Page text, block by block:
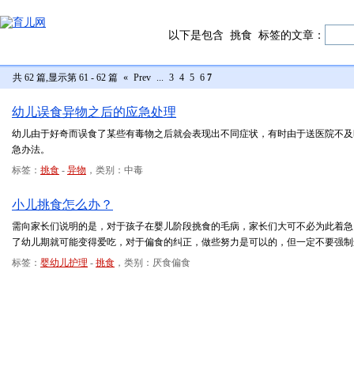
以下是包含 挑食 标签的文章：
共 62 篇,显示第 61 - 62 篇 « Prev ... 3 4 5 6 7
幼儿误食异物之后的应急处理
幼儿由于好奇而误食了某些有毒物之后就会表现出不同症状，有时由于送医院不
急办法。
标签： 挑食 - 异物 ，类别：中毒
小儿挑食怎么办？
需向家长们说明的是，对于孩子在婴儿阶段挑食的毛病，家长们大可不必为此着
了幼儿期就可能变得爱吃，对于偏食的纠正，做些努力是可以的，但一定不要强
标签： 婴幼儿护理 - 挑食 ，类别：厌食偏食